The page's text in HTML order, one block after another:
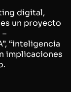
digital,
un proyecto
“inteligencia
implicaciones